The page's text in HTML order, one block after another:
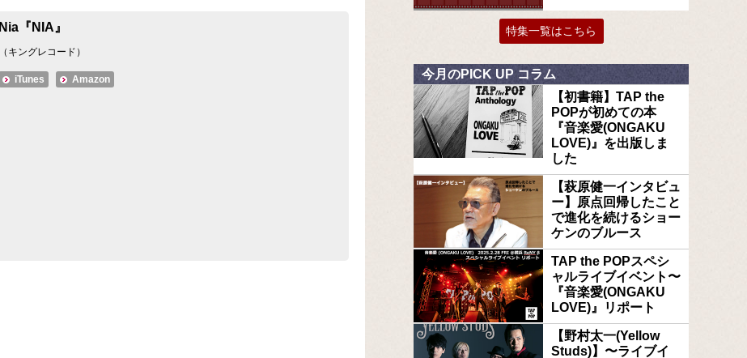
Nia『NIA』
（キングレコード）
iTunes Amazon
特集一覧はこちら
今月のPICK UP コラム
【初書籍】TAP the
POPが初めての本
『音楽愛(ONGAKU
LOVE)』を出版しま
した
【萩原健一インタビュ
ー】原点回帰したこと
で進化を続けるショー
ケンのブルース
TAP the POPスペシ
ャルライブイベント〜
『音楽愛(ONGAKU
LOVE)』リポート
【野村太一(Yellow
Studs)】〜ライブイ